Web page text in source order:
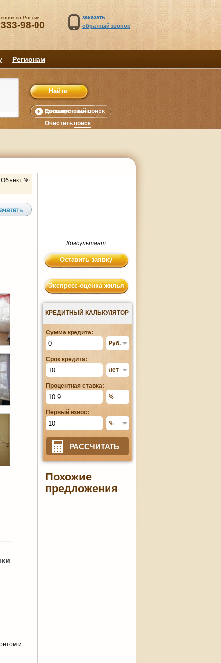
по России
98-00
заказать
обратный звонок
Регионам
Расширенный поиск
Очистить поиск
Дополнительно
Объект №
и
Консультант
Оставить заявку
Экспресс-оценка жилья
КРЕДИТНЫЙ КАЛЬКУЛЯТОР
Сумма кредита:
Срок кредита:
Процентная ставка:
Первый взнос:
РАССЧИТАТЬ
Похожие
предложения